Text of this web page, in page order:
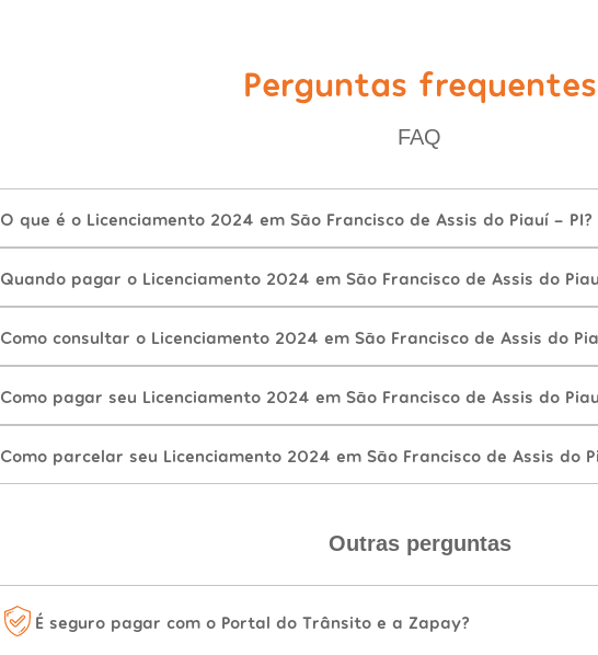
Perguntas frequentes
FAQ
O que é o Licenciamento 2024 em São Francisco de Assis do Piauí - PI?
Quando pagar o Licenciamento 2024 em São Francisco de Assis do
Como consultar o Licenciamento 2024 em São Francisco de Assis do
Como pagar seu Licenciamento 2024 em São Francisco de Assis do
Como parcelar seu Licenciamento 2024 em São Francisco de Assis do
Outras perguntas
É seguro pagar com o Portal do Trânsito e a Zapay?